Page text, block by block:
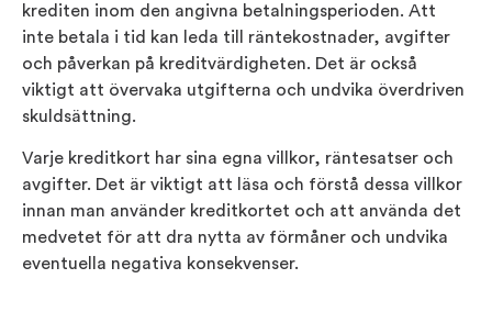
krediten inom den angivna betalningsperioden. Att
inte betala i tid kan leda till räntekostnader, avgifter
och påverkan på kreditvärdigheten. Det är också
viktigt att övervaka utgifterna och undvika överdriven
skuldsättning.
Varje kreditkort har sina egna villkor, räntesatser och
avgifter. Det är viktigt att läsa och förstå dessa villkor
innan man använder kreditkortet och att använda det
medvetet för att dra nytta av förmåner och undvika
eventuella negativa konsekvenser.